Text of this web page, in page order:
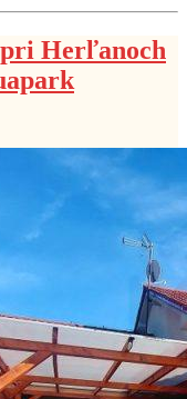
pri Herľanoch